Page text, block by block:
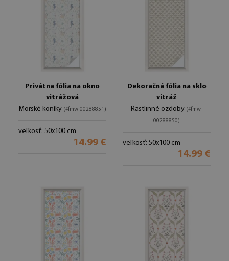
Privátna fólia na okno
vitrážová
Morské koníky (#fmw-00288851)
veľkosť: 50x100 cm
14.99 €
Dekoračná fólia na sklo
vitráž
Rastlinné ozdoby (#fmw-
00288850)
veľkosť: 50x100 cm
14.99 €